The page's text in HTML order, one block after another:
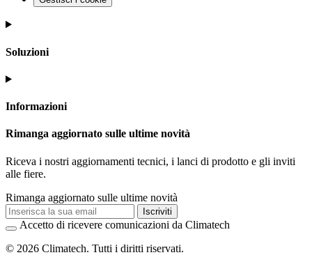
Soluzioni
Informazioni
Rimanga aggiornato sulle ultime novità
Riceva i nostri aggiornamenti tecnici, i lanci di prodotto e gli inviti
alle fiere.
Rimanga aggiornato sulle ultime novità
Iscriviti
Accetto di ricevere comunicazioni da Climatech
© 2026 Climatech. Tutti i diritti riservati.